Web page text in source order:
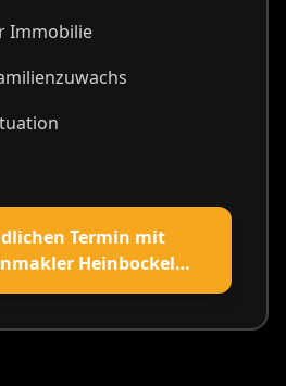
Immobilie
Termin mit
Heinbockel